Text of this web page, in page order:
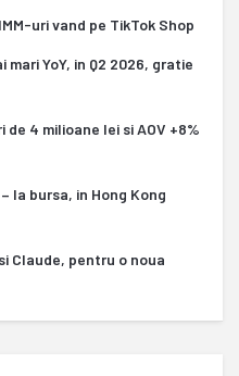
uri vand pe TikTok Shop
YoY, in Q2 2026, gratie
4 milioane lei si AOV +8%
la bursa, in Hong Kong
Claude, pentru o noua